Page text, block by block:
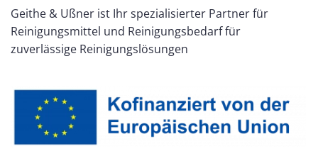
Geithe & Ußner ist Ihr spezialisierter Partner für
Reinigungsmittel und Reinigungsbedarf für
zuverlässige Reinigungslösungen